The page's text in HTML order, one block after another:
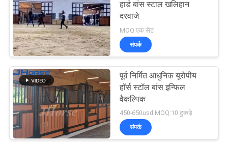
हार्ड बांस स्टाल खलिहान
दरवाजे
MOQ:एक सेट
संपर्क
पूर्व निर्मित आधुनिक यूरोपीय
हॉर्स स्टॉल बांस इन्फिल
वैकल्पिक
450-650usd MOQ:10 टुकड़े
संपर्क